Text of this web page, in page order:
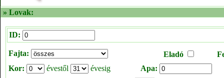
» Lovak:
ID:
Fajta: Eladó
Kor:
évestől évesig
Apa: